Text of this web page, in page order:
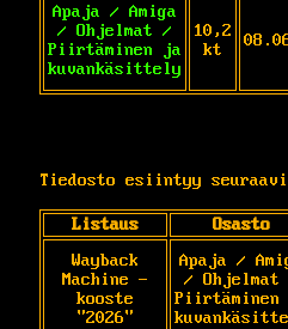
Apaja / Amiga
/ Ohjelmat /
Piirtäminen ja
kuvankäsittely
10,2
kt
Tiedosto esiintyy
Listaus Osasto
Wayback
Machine -
kooste
"2026"
Apaja /
/
Piirtäminen